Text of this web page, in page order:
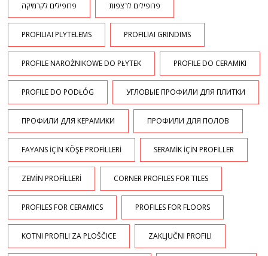
פרופילים לקרמיקה פרופילים לרצפות
PROFILIAI PLYTELEMS PROFILIAI GRINDIMS
PROFILE NAROŻNIKOWE DO PŁYTEK PROFILE DO CERAMIKI
PROFILE DO PODŁÓG УГЛОВЫЕ ПРОФИЛИ ДЛЯ ПЛИТКИ
ПРОФИЛИ ДЛЯ КЕРАМИКИ ПРОФИЛИ ДЛЯ ПОЛОВ
FAYANS İÇİN KÖŞE PROFİLLERİ SERAMİK İÇİN PROFİLLER
ZEMİN PROFİLLERİ CORNER PROFILES FOR TILES
PROFILES FOR CERAMICS PROFILES FOR FLOORS
KOTNI PROFILI ZA PLOŠČICE ZAKLJUČNI PROFILI